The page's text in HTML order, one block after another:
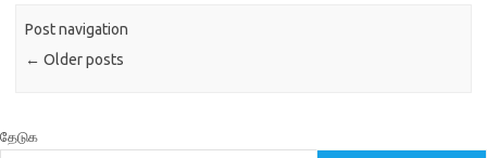
Post navigation
← Older posts
தேடுக